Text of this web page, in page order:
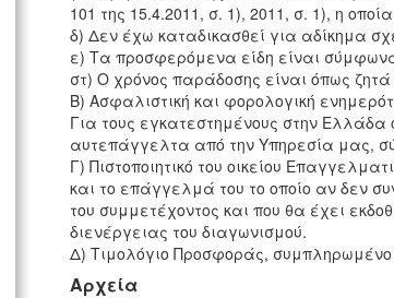
101 της 15.4.2011, σ. 1), 2011, σ. 1), η
δ) Δεν έχω καταδικασθεί για αδίκημα
ε) Τα προσφερόμενα είδη είναι
στ) Ο χρόνος παράδοσης είναι όπως
Β) Ασφαλιστική και φορολογική
Για τους εγκατεστημένους στην Ελλάδα
αυτεπάγγελτα από την Υπηρεσία μας,
Γ) Πιστοποιητικό του οικείου
και το επάγγελμά του το οποίο αν δεν
του συμμετέχοντος και που θα έχει
διενέργειας του διαγωνισμού.
Δ) Τιμολόγιο Προσφοράς, συμπληρωμένο
Αρχεία